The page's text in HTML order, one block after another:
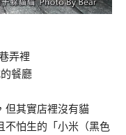
弄裡
餐廳
但其實店裡沒有貓
不怕生的「小米（黑色